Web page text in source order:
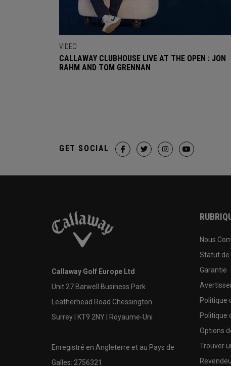
VIDEO
CALLAWAY CLUBHOUSE LIVE AT THE OPEN : JON
RAHM AND TOM GRENNAN
GET SOCIAL
Callaway Golf Europe Ltd
Unit 27 Barwell Business Park
Leatherhead Road Chessington
Surrey | KT9 2NY | Royaume-Uni
Enregistré en Angleterre et au Pays de
Galles: 2756321
Nous
Statut de
Garantie
Politique
Politique
Options
Trouver